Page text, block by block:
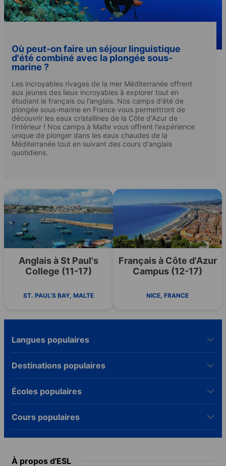
Où peut-on faire un séjour linguistique
d'été combiné avec la plongée sous-
marine ?
Les incroyables rivages de la mer Méditerranée offrent
aux jeunes des lieux incroyables à explorer tout en
étudiant le français ou l'anglais. Nos camps d'été de
plongée sous-marine en France vous permettront de
découvrir les eaux cristallines de la Côte d'Azur de
l'intérieur ! Nos camps à Malte vous offrent l'expérience
unique de plonger dans les eaux chaudes de la
Méditerranée tout en suivant des cours d'anglais
quotidiens.
Anglais à St Paul's
College (11-17)
ST. PAUL'S BAY, MALTE
Français à Côte d'Azur
Campus (12-17)
NICE, FRANCE
Langues populaires
Destinations populaires
Écoles populaires
Cours populaires
À propos d'ESL